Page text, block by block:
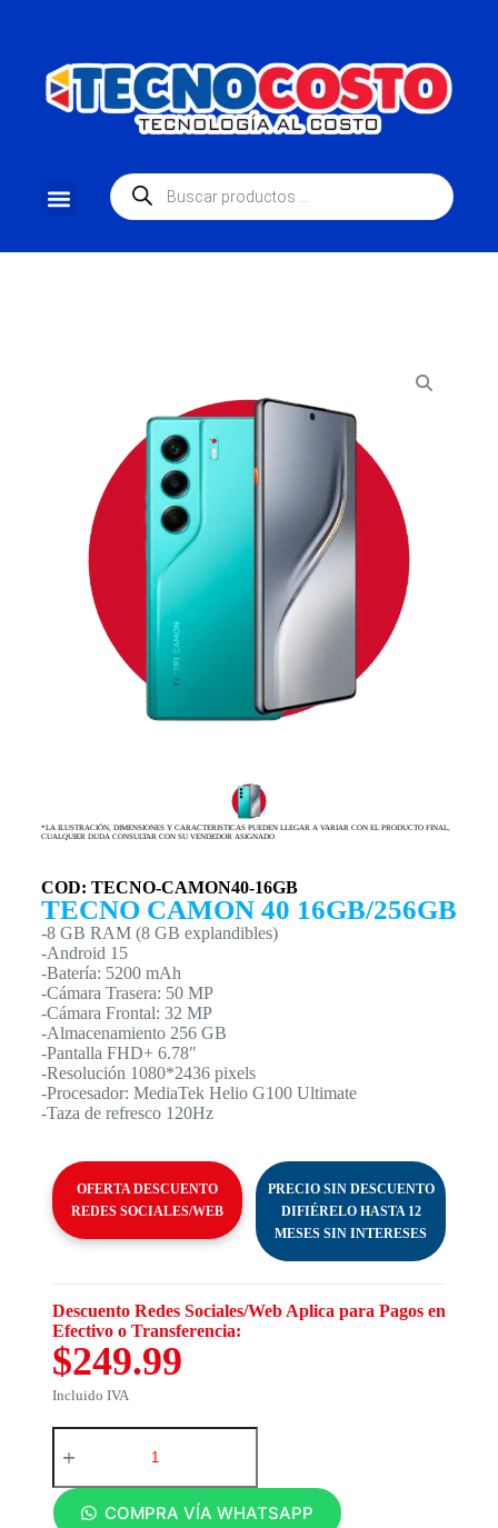
*LA ILUSTRACIÓN, DIMENSIONES Y CARACTERISTICAS PUEDEN LLEGAR A VARIAR CON EL PRODUCTO FINAL,
CUALQUIER DUDA CONSULTAR CON SU VENDEDOR ASIGNADO
COD: TECNO-CAMON40-16GB
TECNO CAMON 40 16GB/256GB
-8 GB RAM (8 GB explandibles)
-Android 15
-Batería: 5200 mAh
-Cámara Trasera: 50 MP
-Cámara Frontal: 32 MP
-Almacenamiento 256 GB
-Pantalla FHD+ 6.78″
-Resolución 1080*2436 pixels
-Procesador: MediaTek Helio G100 Ultimate
-Taza de refresco 120Hz
OFERTA DESCUENTO
REDES SOCIALES/WEB
PRECIO SIN DESCUENTO
DIFIÉRELO HASTA 12
MESES SIN INTERESES
Descuento Redes Sociales/Web Aplica para Pagos en
Efectivo o Transferencia:
$249.99
Incluido IVA
COMPRA VÍA WHATSAPP